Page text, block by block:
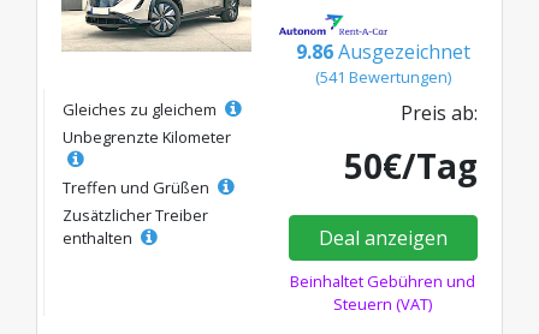
9.86 Ausgezeichnet
(541 Bewertungen)
Gleiches zu gleichem
Unbegrenzte Kilometer
Treffen und Grüßen
Zusätzlicher Treiber
enthalten
Preis ab:
50€/Tag
Deal anzeigen
Beinhaltet Gebühren und
Steuern (VAT)